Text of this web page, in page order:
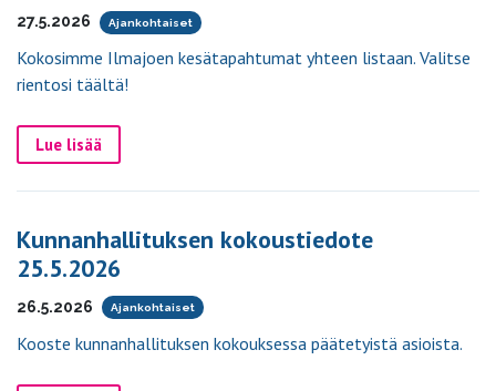
27.5.2026 Ajankohtaiset
Kokosimme Ilmajoen kesätapahtumat yhteen listaan. Valitse
rientosi täältä!
Lue lisää
Kunnanhallituksen kokoustiedote
25.5.2026
26.5.2026 Ajankohtaiset
Kooste kunnanhallituksen kokouksessa päätetyistä asioista.